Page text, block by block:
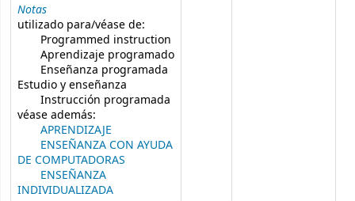
Notas
utilizado para/véase de:
Programmed instruction
Aprendizaje programado
Enseñanza programada
Estudio y enseñanza
Instrucción programada
véase además:
APRENDIZAJE
ENSEÑANZA CON AYUDA
DE COMPUTADORAS
ENSEÑANZA
INDIVIDUALIZADA